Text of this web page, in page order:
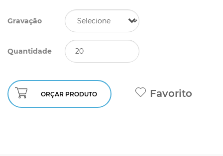
Gravação
Quantidade
ORÇAR PRODUTO Favorito